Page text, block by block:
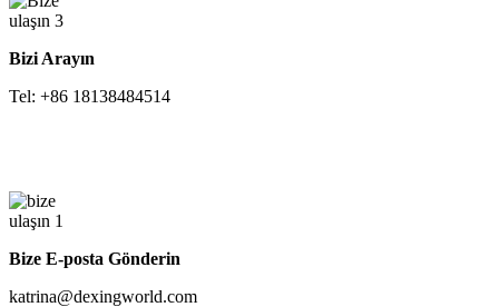
Bizi Arayın
Tel: +86 18138484514
Bize E-posta Gönderin
katrina@dexingworld.com